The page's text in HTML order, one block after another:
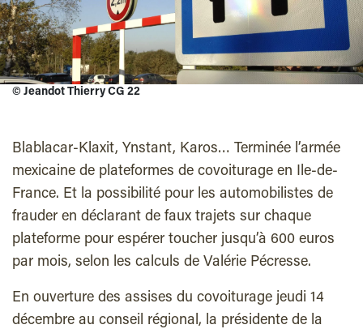
© Jeandot Thierry CG 22
Blablacar-Klaxit, Ynstant, Karos… Terminée l’armée
mexicaine de plateformes de covoiturage en Ile-de-
France. Et la possibilité pour les automobilistes de
frauder en déclarant de faux trajets sur chaque
plateforme pour espérer toucher jusqu’à 600 euros
par mois, selon les calculs de Valérie Pécresse.
En ouverture des assises du covoiturage jeudi 14
décembre au conseil régional, la présidente de la